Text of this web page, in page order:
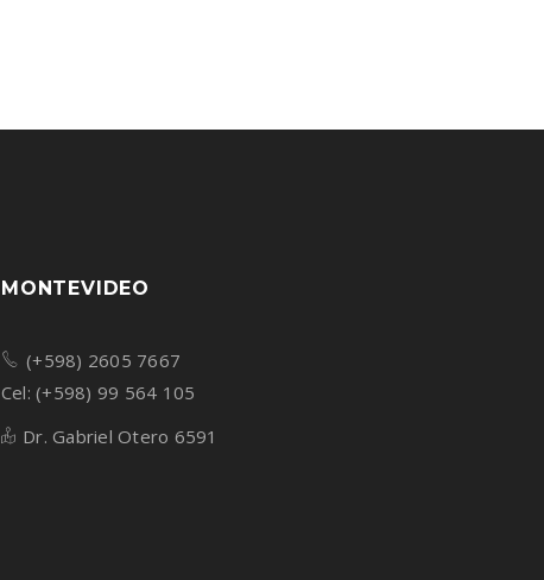
MONTEVIDEO
(+598) 2605 7667
Cel: (+598) 99 564 105
Dr. Gabriel Otero 6591